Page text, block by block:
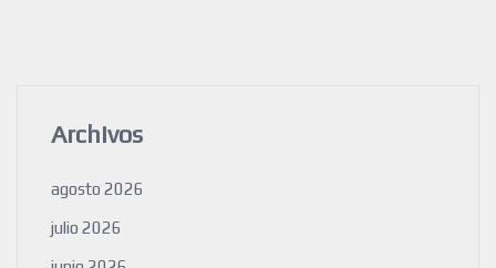
Archivos
agosto 2026
julio 2026